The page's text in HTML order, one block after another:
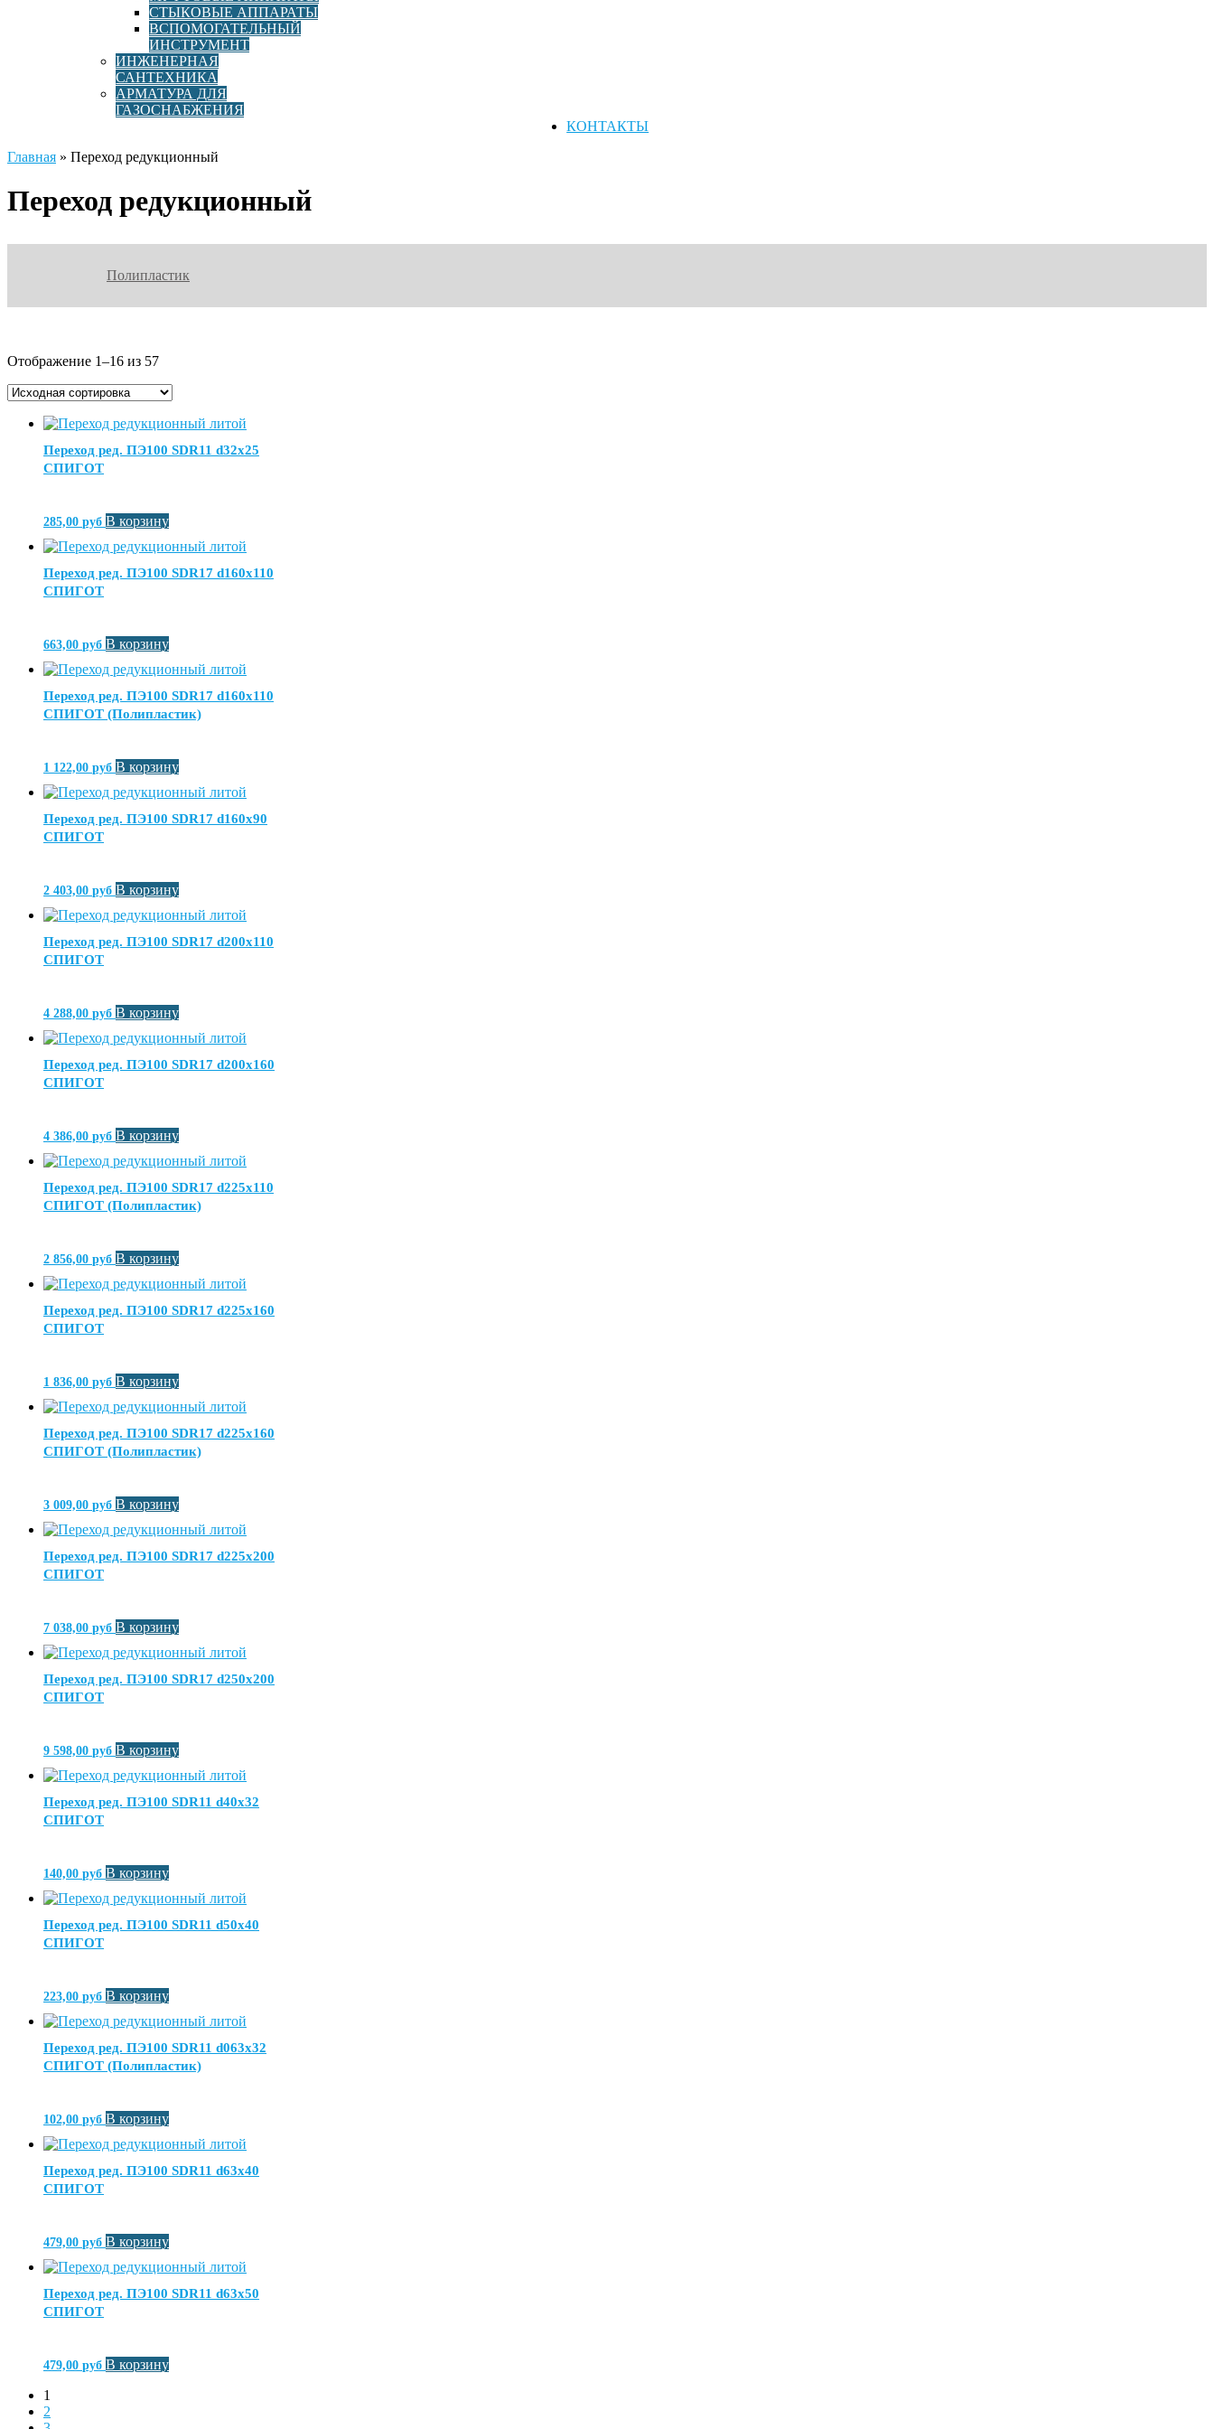
СТЫКОВЫЕ АППАРАТЫ
ВСПОМОГАТЕЛЬНЫЙ
ИНСТРУМЕНТ
ИНЖЕНЕРНАЯ
САНТЕХНИКА
АРМАТУРА ДЛЯ
ГАЗОСНАБЖЕНИЯ
КОНТАКТЫ
Главная » Переход редукционный
Переход редукционный
Полипластик
Отображение 1–16 из 57
Переход ред. ПЭ100 SDR11 d32х25
СПИГОТ
285,00 руб В корзину
Переход ред. ПЭ100 SDR17 d160х110
СПИГОТ
663,00 руб В корзину
Переход ред. ПЭ100 SDR17 d160х110
СПИГОТ (Полипластик)
1 122,00 руб В корзину
Переход ред. ПЭ100 SDR17 d160х90
СПИГОТ
2 403,00 руб В корзину
Переход ред. ПЭ100 SDR17 d200х110
СПИГОТ
4 288,00 руб В корзину
Переход ред. ПЭ100 SDR17 d200х160
СПИГОТ
4 386,00 руб В корзину
Переход ред. ПЭ100 SDR17 d225х110
СПИГОТ (Полипластик)
2 856,00 руб В корзину
Переход ред. ПЭ100 SDR17 d225х160
СПИГОТ
1 836,00 руб В корзину
Переход ред. ПЭ100 SDR17 d225х160
СПИГОТ (Полипластик)
3 009,00 руб В корзину
Переход ред. ПЭ100 SDR17 d225х200
СПИГОТ
7 038,00 руб В корзину
Переход ред. ПЭ100 SDR17 d250х200
СПИГОТ
9 598,00 руб В корзину
Переход ред. ПЭ100 SDR11 d40х32
СПИГОТ
140,00 руб В корзину
Переход ред. ПЭ100 SDR11 d50х40
СПИГОТ
223,00 руб В корзину
Переход ред. ПЭ100 SDR11 d063х32
СПИГОТ (Полипластик)
102,00 руб В корзину
Переход ред. ПЭ100 SDR11 d63х40
СПИГОТ
479,00 руб В корзину
Переход ред. ПЭ100 SDR11 d63х50
СПИГОТ
479,00 руб В корзину
1
2